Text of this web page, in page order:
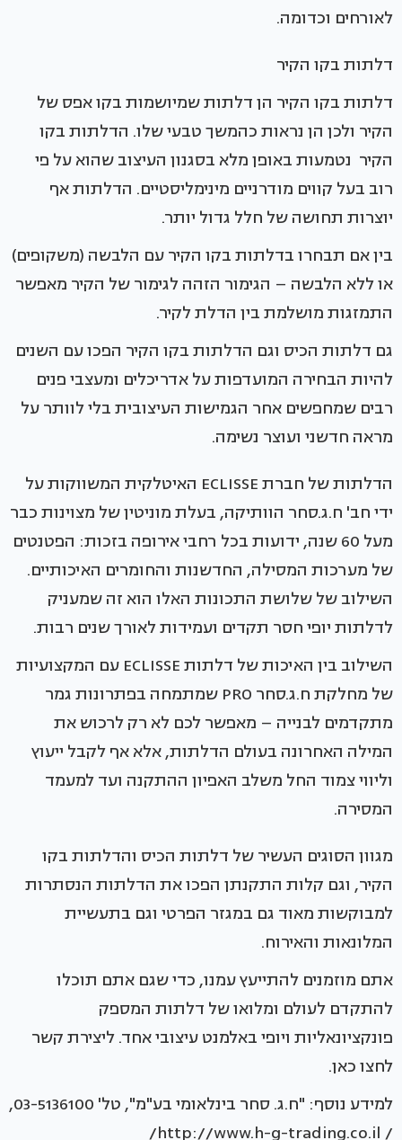
לאורחים וכדומה.
דלתות בקו הקיר
דלתות בקו הקיר הן דלתות שמיושמות בקו אפס של
הקיר ולכן הן נראות כהמשך טבעי שלו. הדלתות בקו
הקיר נטמעות באופן מלא בסגנון העיצוב שהוא על פי
רוב בעל קווים מודרניים מינימליסטיים. הדלתות אף
יוצרות תחושה של חלל גדול יותר.
בין אם תבחרו בדלתות בקו הקיר עם הלבשה (משקופים)
או ללא הלבשה – הגימור הזהה לגימור של הקיר מאפשר
התמזגות מושלמת בין הדלת לקיר.
גם דלתות הכיס וגם הדלתות בקו הקיר הפכו עם השנים
להיות הבחירה המועדפות על אדריכלים ומעצבי פנים
רבים שמחפשים אחר הגמישות העיצובית בלי לוותר על
מראה חדשני ועוצר נשימה.
הדלתות של חברת ECLISSE האיטלקית המשווקות על
ידי חב' ח.ג.סחר הוותיקה, בעלת מוניטין של מצוינות כבר
מעל 60 שנה, ידועות בכל רחבי אירופה בזכות: הפטנטים
של מערכות המסילה, החדשנות והחומרים האיכותיים.
השילוב של שלושת התכונות האלו הוא זה שמעניק
לדלתות יופי חסר תקדים ועמידות לאורך שנים רבות.
השילוב בין האיכות של דלתות ECLISSE עם המקצועיות
של מחלקת ח.ג.סחר PRO שמתמחה בפתרונות גמר
מתקדמים לבנייה – מאפשר לכם לא רק לרכוש את
המילה האחרונה בעולם הדלתות, אלא אף לקבל ייעוץ
וליווי צמוד החל משלב האפיון ההתקנה ועד למעמד
המסירה.
מגוון הסוגים העשיר של דלתות הכיס והדלתות בקו
הקיר, וגם קלות התקנתן הפכו את הדלתות הנסתרות
למבוקשות מאוד גם במגזר הפרטי וגם בתעשיית
המלונאות והאירוח.
אתם מוזמנים להתייעץ עמנו, כדי שגם אתם תוכלו
להתקדם לעולם ומלואו של דלתות המספק
פונקציונאליות ויופי באלמנט עיצובי אחד. ליצירת קשר
לחצו כאן.
למידע נוסף: "ח.ג. סחר בינלאומי בע"מ", טל' 03-5136100,
/ http://www.h-g-trading.co.il/